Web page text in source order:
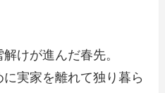
けが進んだ春先。
実家を離れて独り暮ら